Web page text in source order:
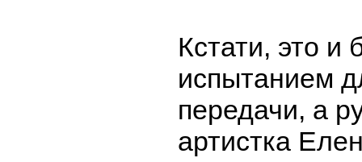
Кстати, это и
испытанием
передачи, а
артистка